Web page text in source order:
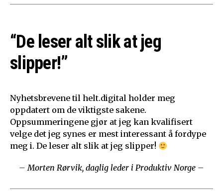
“De leser alt slik at jeg
slipper!”
Nyhetsbrevene til helt.digital holder meg
oppdatert om de viktigste sakene.
Oppsummeringene gjør at jeg kan kvalifisert
velge det jeg synes er mest interessant å fordype
meg i. De leser alt slik at jeg slipper!
– Morten Rørvik, daglig leder i Produktiv Norge –